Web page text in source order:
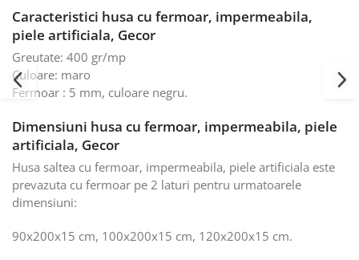
Caracteristici husa cu fermoar, impermeabila,
piele artificiala, Gecor
Greutate: 400 gr/mp
Culoare: maro
Fermoar : 5 mm, culoare negru.
Dimensiuni husa cu fermoar, impermeabila, piele
artificiala, Gecor
Husa saltea cu fermoar, impermeabila, piele artificiala este
prevazuta cu fermoar pe 2 laturi pentru urmatoarele
dimensiuni:
90x200x15 cm, 100x200x15 cm, 120x200x15 cm.